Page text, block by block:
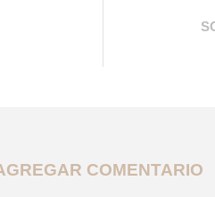
COMENTARIO